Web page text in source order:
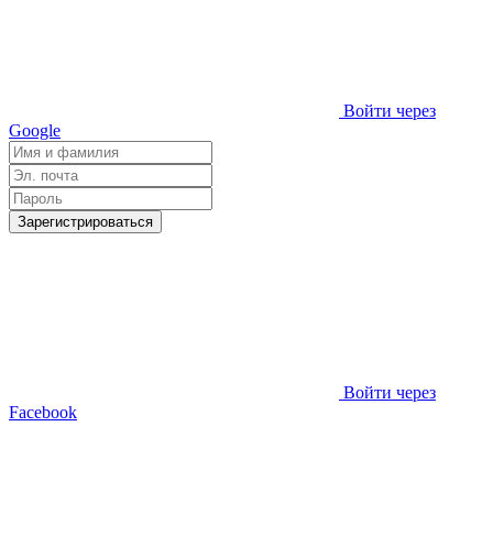
Войти через
Google
Зарегистрироваться
Войти через
Facebook